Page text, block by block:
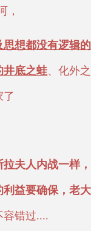
，
思想都没有逻辑
井底之蛙、化外
了
夫人内战一样
益要确保，老
容错过....